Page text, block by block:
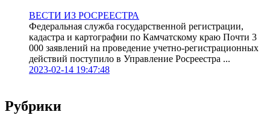
ВЕСТИ ИЗ РОСРЕЕСТРА
Федеральная служба государственной регистрации,
кадастра и картографии по Камчатскому краю Почти 3
000 заявлений на проведение учетно-регистрационных
действий поступило в Управление Росреестра ...
2023-02-14 19:47:48
Рубрики